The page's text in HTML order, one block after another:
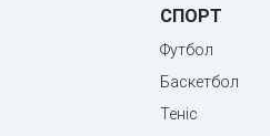
СПОРТ
Футбол
Баскетбол
Теніс